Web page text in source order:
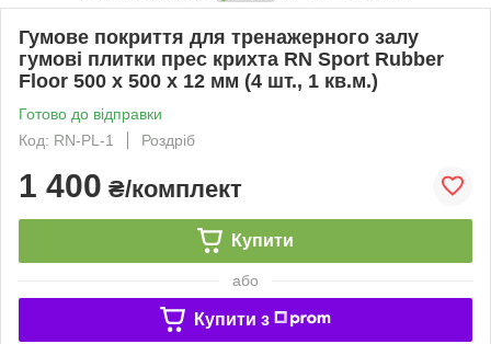
Гумове покриття для тренажерного залу
гумові плитки прес крихта RN Sport Rubber
Floor 500 x 500 x 12 мм (4 шт., 1 кв.м.)
Готово до відправки
Код: RN-PL-1
Роздріб
1 400 ₴/комплект
Купити
або
Купити з